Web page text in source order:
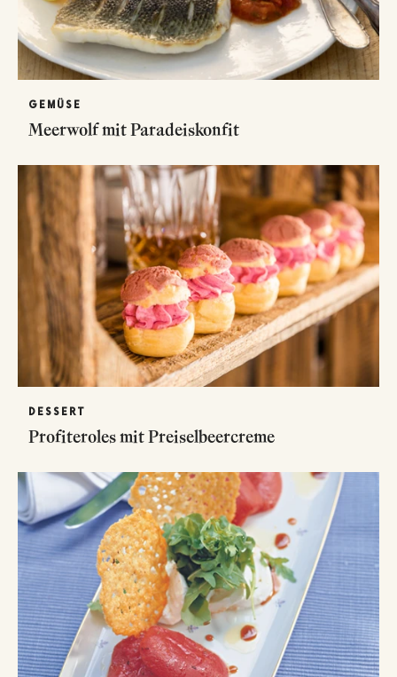
GEMÜSE
Meerwolf mit Paradeiskonfit
DESSERT
Profiteroles mit Preiselbeercreme